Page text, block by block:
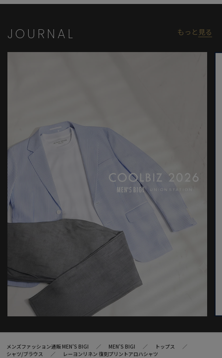
※画像はサンプルのため、色味やサイズ等の仕様が変更になる場
※サイズは弊社規定の採寸によって記載しておりますが、若干の
個体差が生じる場合がございます。
JOURNAL もっと 見る
メンズファッション通販 MEN'S BIGI MEN’S BIGI
トップス
シャツ/ブラウス
レーヨンリネン 復刻プリントアロハシャツ